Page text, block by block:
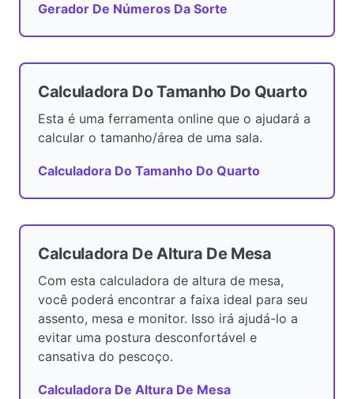
Gerador De Números Da Sorte
Calculadora Do Tamanho Do Quarto
Esta é uma ferramenta online que o ajudará a
calcular o tamanho/área de uma sala.
Calculadora Do Tamanho Do Quarto
Calculadora De Altura De Mesa
Com esta calculadora de altura de mesa,
você poderá encontrar a faixa ideal para seu
assento, mesa e monitor. Isso irá ajudá-lo a
evitar uma postura desconfortável e
cansativa do pescoço.
Calculadora De Altura De Mesa